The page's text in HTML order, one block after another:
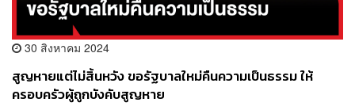
30 สิงหาคม 2024
สูญหายแต่ไม่สิ้นหวัง ขอรัฐบาลใหม่คืนความเป็นธรรม ให้
ครอบครัวผู้ถูกบังคับสูญหาย